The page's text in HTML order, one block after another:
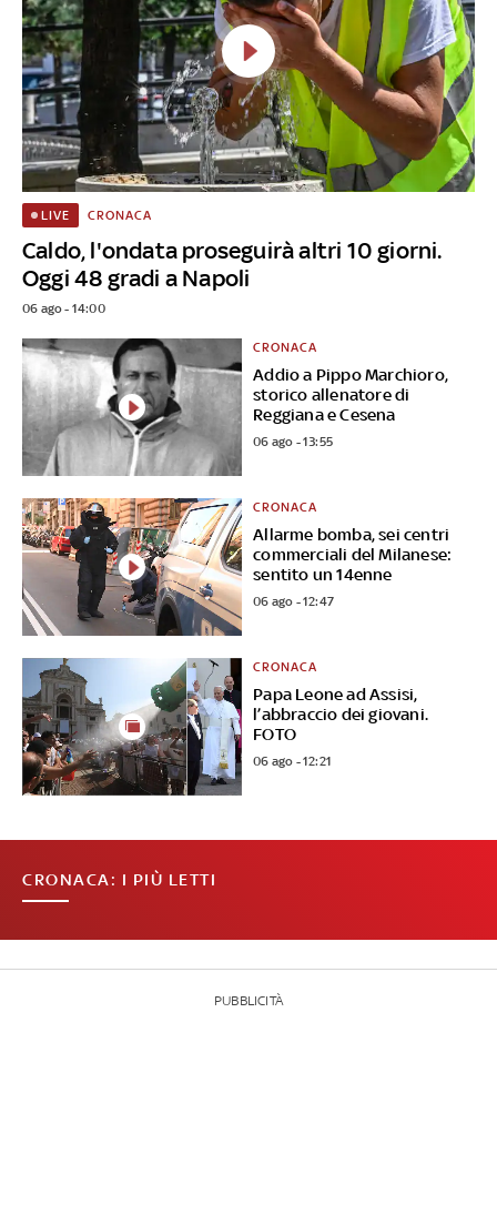
Caldo, l'ondata proseguirà altri 10 giorni.
Oggi 48 gradi a Napoli
LIVE CRONACA
06 ago - 14:00
Addio a Pippo Marchioro,
storico allenatore di
Reggiana e Cesena
CRONACA
06 ago - 13:55
Allarme bomba, sei centri
commerciali del Milanese:
sentito un 14enne
CRONACA
06 ago - 12:47
Papa Leone ad Assisi,
l’abbraccio dei giovani.
FOTO
CRONACA
06 ago - 12:21
CRONACA: I PIÙ LETTI
PUBBLICITÀ